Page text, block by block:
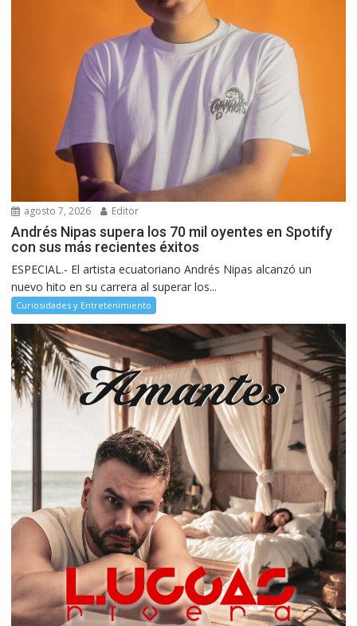
agosto 7, 2026 Editor
Andrés Nipas supera los 70 mil oyentes en Spotify
con sus más recientes éxitos
ESPECIAL.- El artista ecuatoriano Andrés Nipas alcanzó un
nuevo hito en su carrera al superar los...
Curiosidades y Entretenimiento